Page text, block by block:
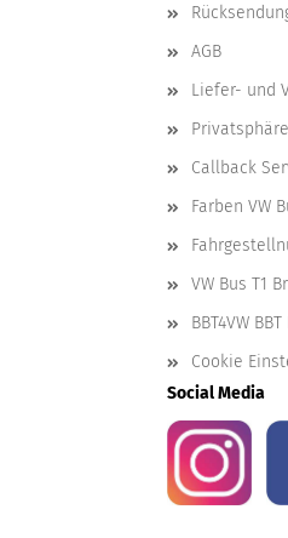
AGB
Liefer- und
Callback
Farben VW
VW Bus T1
BBT4VW
Cookie
Social Media